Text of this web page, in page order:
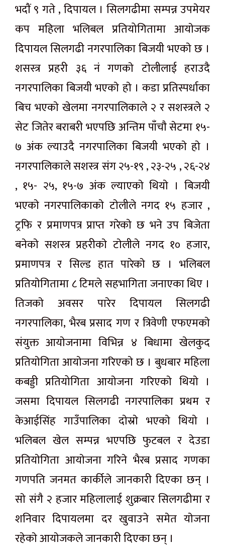
भदाैं ९ गते , दिपायल । सिलगढीमा सम्पन्न उपमेयर
कप महिला भलिबल प्रतियोगितामा आयाेजक
दिपायल सिलगढी नगरपालिका बिजयी भएकाे छ ।
शसस्त्र प्रहरी ३६ नं गणकाे टाेलीलाई हराउदै
नगरपालिका बिजयी भएकाे हाे । कडा प्रतिस्पर्धाका
बिच भएकाे खेलमा नगरपालिकाले २ र सशस्त्रले २
सेट जितेर बराबरी भएपछि अन्तिम पाँचाै सेटमा १५-
७ अंक ल्याउदै नगरपालिका बिजयी भएकाे हाे ।
नगरपालिकाले सशस्त्र संग २५-१९ , २३-२५ , २६-२४
, १५- २५, १५-७ अंक ल्याएकाे थियाे । बिजयी
भएकाे नगरपालिकाकाे टाेलीले नगद १५ हजार ,
ट्रफि र प्रमाणपत्र प्राप्त गरेकाे छ भने उप बिजेता
बनेकाे सशस्त्र प्रहरीकाे टाेलीले नगद १० हजार,
प्रमाणपत्र र सिल्ड हात पारेकाे छ । भलिबल
प्रतियाेगितामा ८ टिमले सहभागिता जनाएका थिए ।
तिजकाे अवसर पारेर दिपायल सिलगढी
नगरपालिका, भैरब प्रसाद गण र त्रिवेणी एफएमकाे
संयुक्त आयाेजनामा विभिन्न ४ बिधामा खेलकुद
प्रतियाेगिता आयाेजना गरिएकाे छ । बुधबार महिला
कबड्डी प्रतियोगिता आयाेजना गरिएकाे थियाे ।
जसमा दिपायल सिलगढी नगरपालिका प्रथम र
केआईसिंह गाउँपालिका दाेस्राे भएकाे थियाे ।
भलिबल खेल सम्पन्न भएपछि फुटबल र देउडा
प्रतियाेगिता आयाेजना गरिने भैरब प्रसाद गणका
गणपति जनमत कार्कीले जानकारी दिएका छन् ।
साे संगै २ हजार महिलालाई शुक्रबार सिलगढीमा र
शनिवार दिपायलमा दर खुवाउने समेत याेजना
रहेकाे आयाेजकले जानकारी दिएका छन् ।